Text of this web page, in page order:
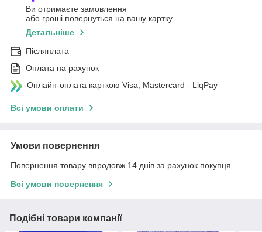
Ви отримаєте замовлення
або гроші повернуться на вашу картку
Детальніше
Післяплата
Оплата на рахунок
Онлайн-оплата карткою Visa, Mastercard - LiqPay
Всі умови оплати
Умови повернення
Повернення товару впродовж 14 днів за рахунок покупця
Всі умови повернення
Подібні товари компанії